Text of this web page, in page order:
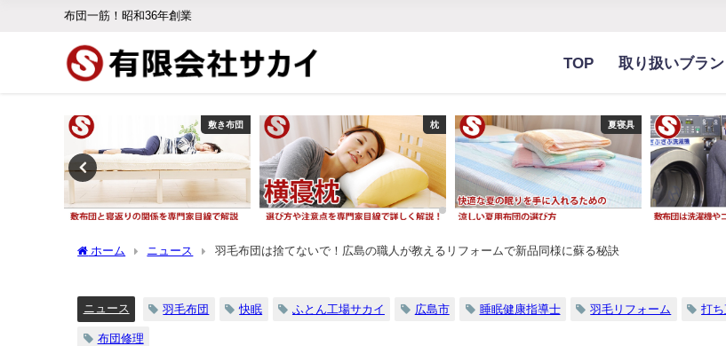
布団一筋！昭和36年創業
TOP 取り扱いブラン
敷き布団 枕 夏寝具
ホーム ニュース 羽毛布団は捨てないで！広島の職人が教えるリフォームで新品同様に蘇る秘訣
ニュース 羽毛布団 快眠 ふとん工場サカイ 広島市 睡眠健康指導士 羽毛リフォーム 打ち
布団修理